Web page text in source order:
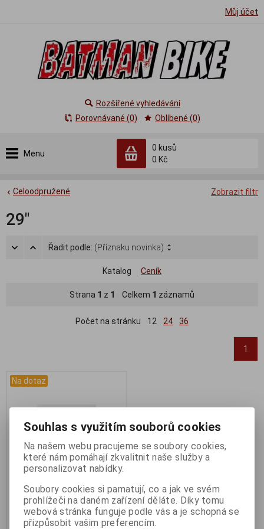
Můj účet
Menu
0 kusů
0 Kč
Rozšířené vyhledávání
Porovnávané (0)
Oblíbené (0)
Zobrazit filtr
Celoodpružené
29"
Řadit podle: (Příznaku novinka)
Katalog Ceník
Strana 1 z 1 Celkem 1 záznamů
Počet na stránku 12 24 36
1
Na dotaz
Dotaz na zboží
Katalogové číslo: DOTAZ
Záruka (měsíců):24
Souhlas s využitím souborů cookies
Na našem webu pracujeme se soubory cookies,
které nám pomáhají zkvalitnit naše služby a
personalizovat nabídky.
Soubory cookies si pamatují, co a jak ve svém
prohlížeči na daném zařízení děláte. Díky tomu
webová stránka funguje podle vás a je schopná se
přizpůsobit vašim preferencím.